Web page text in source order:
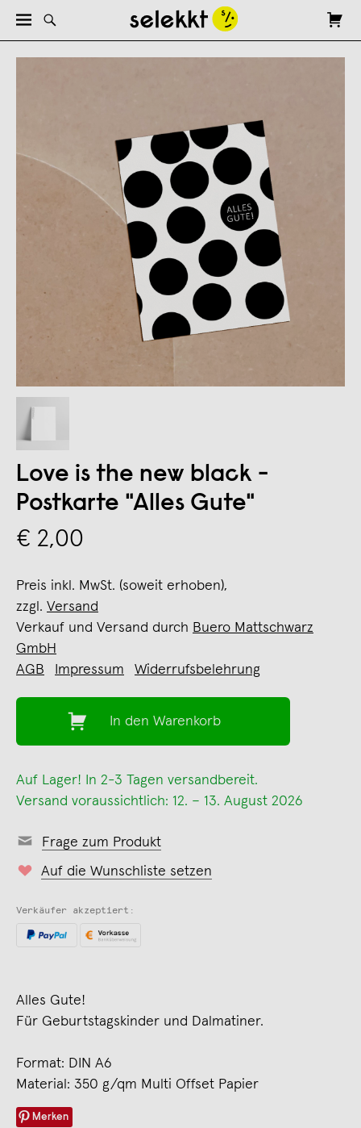
Love is the new black -
Postkarte "Alles Gute"
€ 2,00
Preis inkl. MwSt. (soweit erhoben),
zzgl. Versand
Verkauf und Versand durch Buero Mattschwarz
GmbH
AGB
Impressum Widerrufsbelehrung
In den Warenkorb
Auf Lager! In 2-3 Tagen versandbereit.
Versand voraussichtlich: 12. – 13. August 2026
Frage zum Produkt
Auf die Wunschliste setzen
Verkäufer akzeptiert:
Alles Gute!
Für Geburtstagskinder und Dalmatiner.
Format: DIN A6
Material: 350 g/qm Multi Offset Papier
Merken